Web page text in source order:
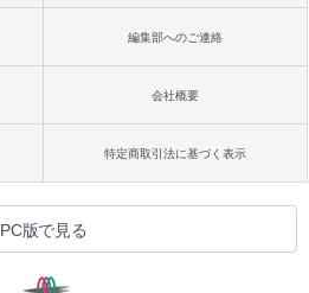
編集部へのご連絡
会社概要
特定商取引法に基づく表示
PC版で見る